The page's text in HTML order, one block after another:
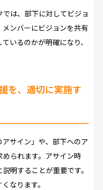
は、部下に対してビジョ
ンバーにビジョンを共有
いるのかが明確になり、
を、適切に実施す
サイン」や、部下へのア
められます。アサイン時
明することが重要です。
なります。